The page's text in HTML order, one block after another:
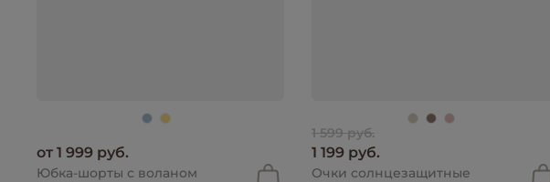
от 1 999 руб.
Юбка-шорты с воланом
1 599 руб.
1 199 руб.
Очки солнцезащитные